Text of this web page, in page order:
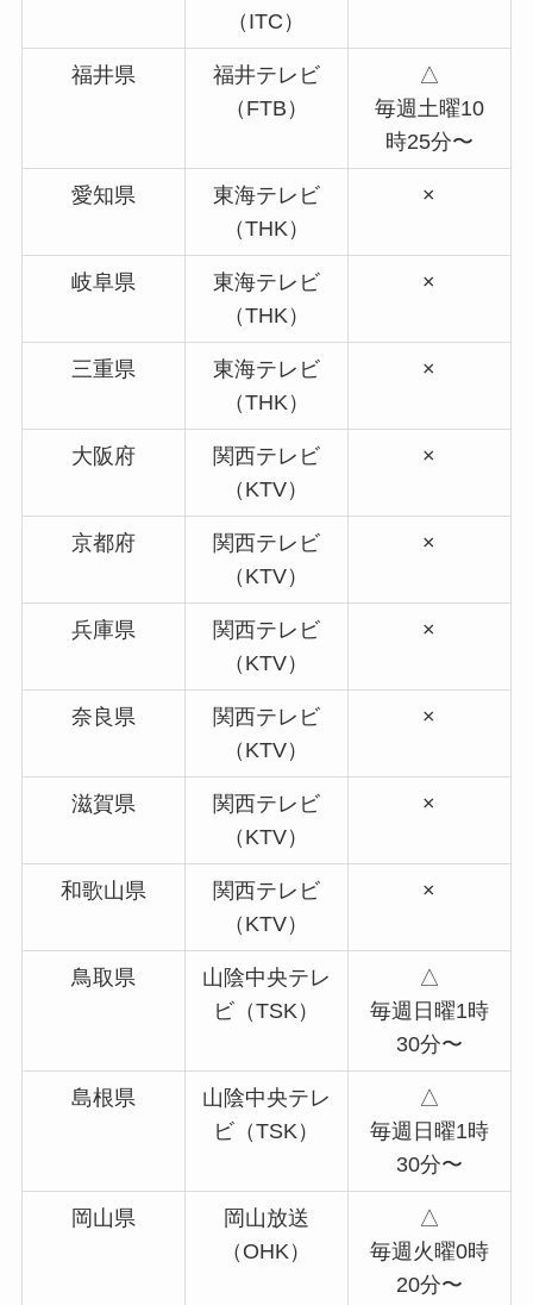
（ITC）
福井県
福井テレビ
（FTB）
△
毎週土曜10
時25分〜
愛知県
東海テレビ
（THK）
×
岐阜県
東海テレビ
（THK）
×
三重県
東海テレビ
（THK）
×
大阪府
関西テレビ
（KTV）
×
京都府
関西テレビ
（KTV）
×
兵庫県
関西テレビ
（KTV）
×
奈良県
関西テレビ
（KTV）
×
滋賀県
関西テレビ
（KTV）
×
和歌山県
関西テレビ
（KTV）
×
鳥取県
山陰中央テレ
ビ（TSK）
△
毎週日曜1時
30分〜
島根県
山陰中央テレ
ビ（TSK）
△
毎週日曜1時
30分〜
岡山県
岡山放送
（OHK）
△
毎週火曜0時
20分〜